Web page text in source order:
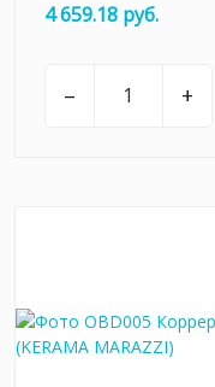
4 659.18 руб.
– +